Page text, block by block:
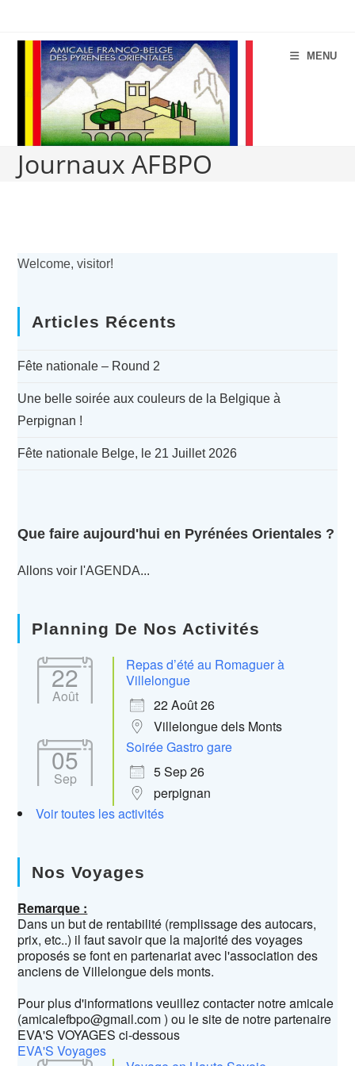
contenu
MENU
Journaux AFBPO
Welcome, visitor!
Articles Récents
Fête nationale – Round 2
Une belle soirée aux couleurs de la Belgique à
Perpignan !
Fête nationale Belge, le 21 Juillet 2026
Que faire aujourd'hui en Pyrénées Orientales ?
Allons voir l'AGENDA...
Planning De Nos Activités
22
Août
Repas d’été au Romaguer à
Villelongue
22 Août 26
Villelongue dels Monts
05
Sep
Soirée Gastro gare
5 Sep 26
perpignan
Voir toutes les activités
Nos Voyages
Remarque :
Dans un but de rentabilité (remplissage des autocars,
prix, etc..) il faut savoir que la majorité des voyages
proposés se font en partenariat avec l'association des
anciens de Villelongue dels monts.
Pour plus d'informations veuillez contacter notre amicale
(amicalefbpo@gmail.com ) ou le site de notre partenaire
EVA'S VOYAGES ci-dessous
EVA'S Voyages